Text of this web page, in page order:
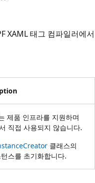
XAML 태그 컴파일러에서
제품 인프라를 지원하며
직접 사용되지 않습니다.
클래스의
스를 초기화합니다.